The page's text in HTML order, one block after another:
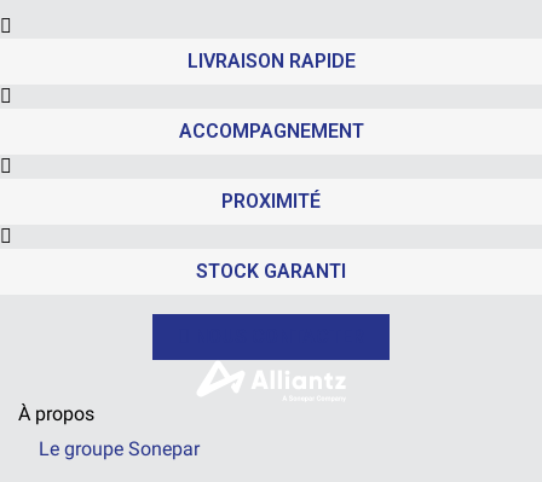
LIVRAISON RAPIDE
ACCOMPAGNEMENT
PROXIMITÉ
STOCK GARANTI
À propos
Le groupe Sonepar